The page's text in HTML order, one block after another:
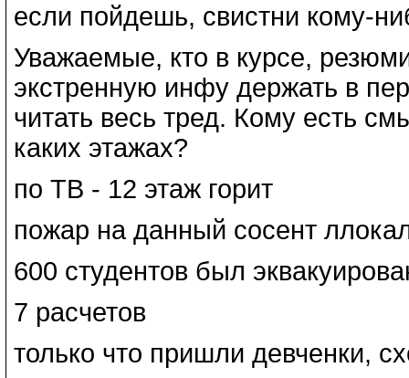
если пойдешь, свистни кому-
Уважаемые, кто в курсе,
экстренную инфу держать в
читать весь тред. Кому есть
каких этажах?
по ТВ - 12 этаж горит
пожар на данный сосент
600 студентов был
7 расчетов
только что пришли девченки,